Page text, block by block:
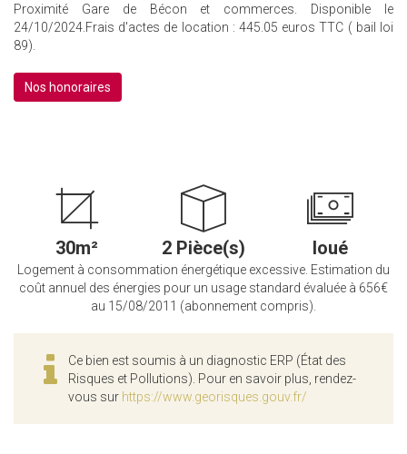
Proximité Gare de Bécon et commerces. Disponible le
24/10/2024.Frais d'actes de location : 445.05 euros TTC ( bail loi
89).
Nos honoraires
30m² 2 Pièce(s) loué
Logement à consommation énergétique excessive. Estimation du
coût annuel des énergies pour un usage standard évaluée à 656€
au 15/08/2011 (abonnement compris).
Ce bien est soumis à un diagnostic ERP (État des
Risques et Pollutions). Pour en savoir plus, rendez-
vous sur https://www.georisques.gouv.fr/